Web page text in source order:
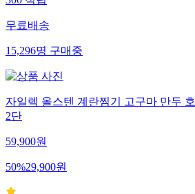
300적립
무료배송
15,296명구매중
자일렉 올스텐 계란찜기 고구마 만두
2단
59,900원
50%29,900원